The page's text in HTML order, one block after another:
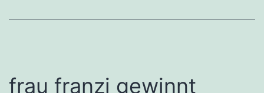
frau franzi gewinnt